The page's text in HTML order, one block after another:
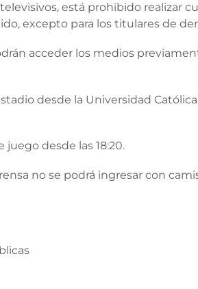
está prohibido realizar
excepto para los titulares de
acceder los medios
desde la Universidad
desde las 18:20.
no se podrá ingresar con